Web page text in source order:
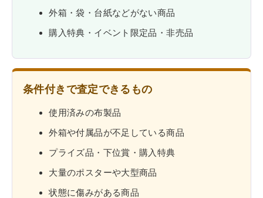
外箱・袋・台紙などがない商品
購入特典・イベント限定品・非売品
条件付きで査定できるもの
使用済みの布製品
外箱や付属品が不足している商品
プライズ品・下位賞・購入特典
大量のポスターや大型商品
状態に傷みがある商品